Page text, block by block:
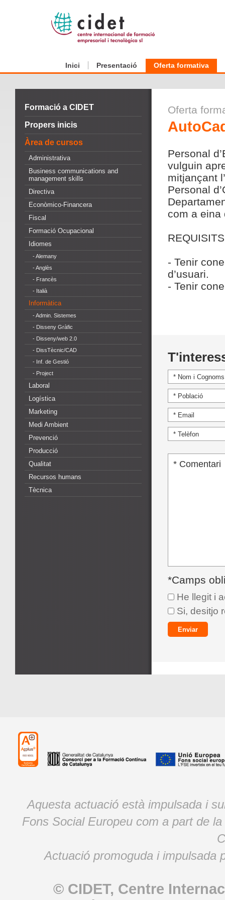
Inici Presentació Oferta formativa
Formació a CIDET
Propers inicis
Àrea de cursos
Administrativa
Business communications and
management skills
Directiva
Econòmico-Financera
Fiscal
Formació Ocupacional
Idiomes
- Alemany
- Anglès
- Francès
- Italià
Informàtica
- Admin. Sistemes
- Disseny Gràfic
- Disseny/web 2.0
- DissTècnic/CAD
- Inf. de Gestió
- Project
Laboral
Logística
Marketing
Medi Ambient
Prevenció
Producció
Qualitat
Recursos humans
Tècnica
Oferta
Personal
vulguin
mitjançant
Personal
com a eina
- Tenir
d’usuari.
- Tenir
*Camps
He llegit i
Si, desitjo
Aquesta actuació està impulsada i
Fons Social Europeu com a part de
Actuació promoguda i impulsada
© CIDET, Centre